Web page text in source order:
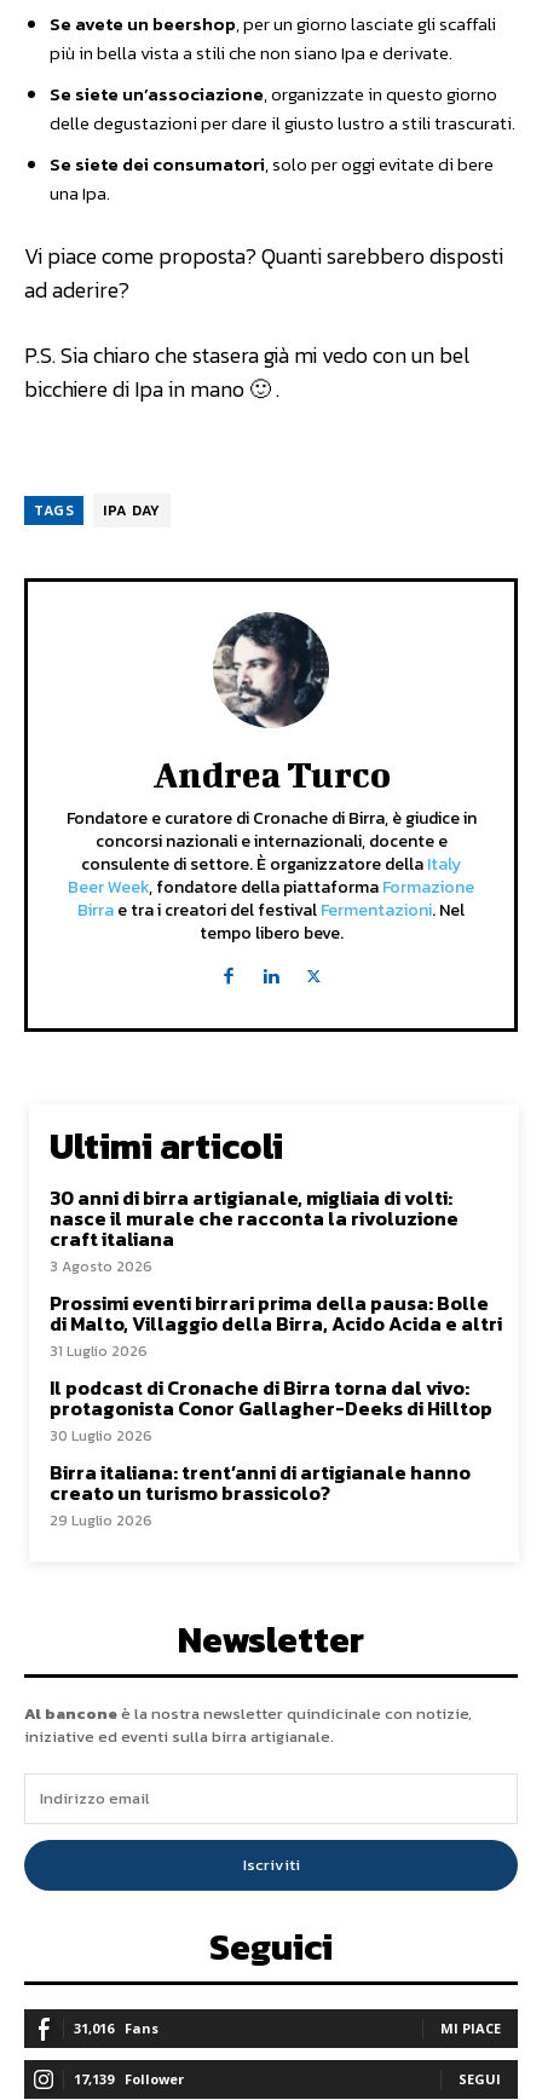
Se avete un beershop, per un giorno lasciate gli scaffali
più in bella vista a stili che non siano Ipa e derivate.
Se siete un’associazione, organizzate in questo giorno
delle degustazioni per dare il giusto lustro a stili trascurati.
Se siete dei consumatori, solo per oggi evitate di bere
una Ipa.
Vi piace come proposta? Quanti sarebbero disposti
ad aderire?
P.S. Sia chiaro che stasera già mi vedo con un bel
bicchiere di Ipa in mano 🙂 .
TAGS IPA DAY
Andrea Turco
Fondatore e curatore di Cronache di Birra, è giudice in
concorsi nazionali e internazionali, docente e
consulente di settore. È organizzatore dellaItaly
Beer Week, fondatore della piattaformaFormazione
Birrae tra i creatori del festivalFermentazioni. Nel
tempo libero beve.
Ultimi articoli
30 anni di birra artigianale, migliaia di volti:
nasce il murale che racconta la rivoluzione
craft italiana
3 Agosto 2026
Prossimi eventi birrari prima della pausa: Bolle
di Malto, Villaggio della Birra, Acido Acida e altri
31 Luglio 2026
Il podcast di Cronache di Birra torna dal vivo:
protagonista Conor Gallagher-Deeks di Hilltop
30 Luglio 2026
Birra italiana: trent’anni di artigianale hanno
creato un turismo brassicolo?
29 Luglio 2026
Newsletter
Al banconeè la nostra newsletter quindicinale con notizie,
iniziative ed eventi sulla birra artigianale.
Iscriviti
Seguici
31,016 Fans MI PIACE
17,139 Follower SEGUI